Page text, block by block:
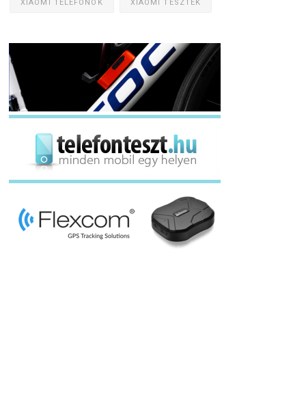
XIAOMI TELEFONOK XIAOMI TESZTEK